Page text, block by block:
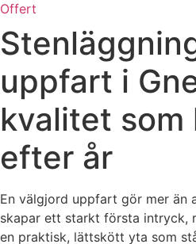
Offert
uppfart i
kvalitet som
efter år
En välgjord uppfart gör mer än
skapar ett starkt första intryck,
en praktisk, lättskött yta som